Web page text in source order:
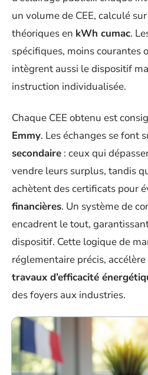
un volume de CEE, calculé
théoriques en kWh cumac.
spécifiques, moins courantes
intègrent aussi le dispositif
instruction individualisée.
Chaque CEE obtenu est
Emmy. Les échanges se font
secondaire : ceux qui
vendre leurs surplus, tandis
achètent des certificats pour
financières. Un système de
encadrent le tout,
dispositif. Cette logique de
réglementaire précis,
travaux d’efficacité
des foyers aux industries.